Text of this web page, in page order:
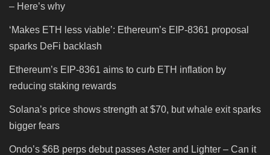
– Here’s why
‘Makes ETH less viable’: Ethereum’s EIP-8361 proposal
sparks DeFi backlash
Ethereum’s EIP-8361 aims to curb ETH inflation by
reducing staking rewards
Solana’s price shows strength at $70, but whale exit sparks
bigger fears
Ondo’s $6B perps debut passes Aster and Lighter – Can it